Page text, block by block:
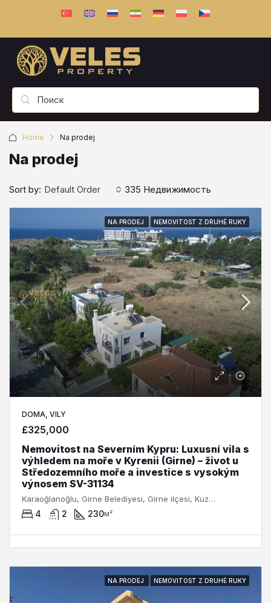
Home Na prodej
Na prodej
335 Недвижимость
Sort by: Default Order
NA PRODEJ NEMOVITOST Z DRUHÉ RUKY
DOMA, VILY
£325,000
Nemovitost na Severním Kypru: Luxusní vila s
výhledem na moře v Kyrenii (Girne) – život u
Středozemního moře a investice s vysokým
výnosem SV-31134
Karaoğlanoğlu, Girne Belediyesi, Girne ilçesi, Kuzey Kıbrıs, 9930, Κύπρος - Kıbrıs
4 2 230м²
NA PRODEJ NEMOVITOST Z DRUHÉ RUKY